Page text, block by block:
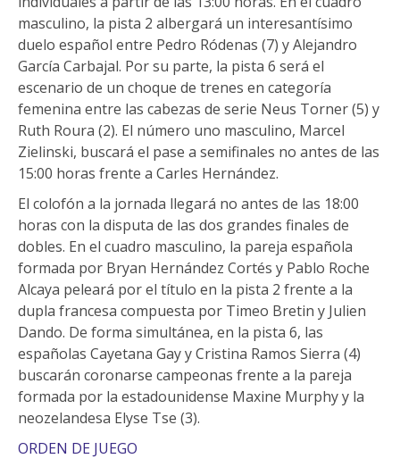
masculino, la pista 2 albergará un interesantísimo
duelo español entre Pedro Ródenas (7) y Alejandro
García Carbajal. Por su parte, la pista 6 será el
escenario de un choque de trenes en categoría
femenina entre las cabezas de serie Neus Torner (5) y
Ruth Roura (2). El número uno masculino, Marcel
Zielinski, buscará el pase a semifinales no antes de las
15:00 horas frente a Carles Hernández.
El colofón a la jornada llegará no antes de las 18:00
horas con la disputa de las dos grandes finales de
dobles. En el cuadro masculino, la pareja española
formada por Bryan Hernández Cortés y Pablo Roche
Alcaya peleará por el título en la pista 2 frente a la
dupla francesa compuesta por Timeo Bretin y Julien
Dando. De forma simultánea, en la pista 6, las
españolas Cayetana Gay y Cristina Ramos Sierra (4)
buscarán coronarse campeonas frente a la pareja
formada por la estadounidense Maxine Murphy y la
neozelandesa Elyse Tse (3).
ORDEN DE JUEGO